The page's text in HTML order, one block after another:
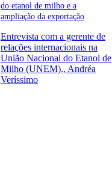
do etanol de milho e a
ampliação da exportação
Entrevista com a gerente de
relações internacionais na
União Nacional do Etanol de
Milho (UNEM)., Andréa
Veríssimo